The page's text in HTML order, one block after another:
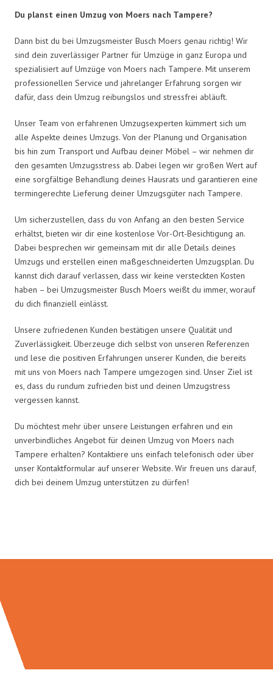
Du planst einen Umzug von Moers nach Tampere?
Dann bist du bei Umzugsmeister Busch Moers genau richtig! Wir
sind dein zuverlässiger Partner für Umzüge in ganz Europa und
spezialisiert auf Umzüge von Moers nach Tampere. Mit unserem
professionellen Service und jahrelanger Erfahrung sorgen wir
dafür, dass dein Umzug reibungslos und stressfrei abläuft.
Unser Team von erfahrenen Umzugsexperten kümmert sich um
alle Aspekte deines Umzugs. Von der Planung und Organisation
bis hin zum Transport und Aufbau deiner Möbel – wir nehmen dir
den gesamten Umzugsstress ab. Dabei legen wir großen Wert auf
eine sorgfältige Behandlung deines Hausrats und garantieren eine
termingerechte Lieferung deiner Umzugsgüter nach Tampere.
Um sicherzustellen, dass du von Anfang an den besten Service
erhältst, bieten wir dir eine kostenlose Vor-Ort-Besichtigung an.
Dabei besprechen wir gemeinsam mit dir alle Details deines
Umzugs und erstellen einen maßgeschneiderten Umzugsplan. Du
kannst dich darauf verlassen, dass wir keine versteckten Kosten
haben – bei Umzugsmeister Busch Moers weißt du immer, worauf
du dich finanziell einlässt.
Unsere zufriedenen Kunden bestätigen unsere Qualität und
Zuverlässigkeit. Überzeuge dich selbst von unseren Referenzen
und lese die positiven Erfahrungen unserer Kunden, die bereits
mit uns von Moers nach Tampere umgezogen sind. Unser Ziel ist
es, dass du rundum zufrieden bist und deinen Umzugstress
vergessen kannst.
Du möchtest mehr über unsere Leistungen erfahren und ein
unverbindliches Angebot für deinen Umzug von Moers nach
Tampere erhalten? Kontaktiere uns einfach telefonisch oder über
unser Kontaktformular auf unserer Website. Wir freuen uns darauf,
dich bei deinem Umzug unterstützen zu dürfen!